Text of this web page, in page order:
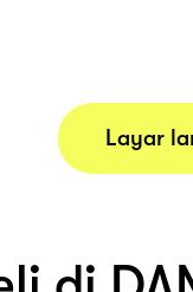
Layar